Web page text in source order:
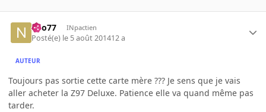
neo77 INpactien
Posté(e) le 5 août 201412 a
AUTEUR
Toujours pas sortie cette carte mère ??? Je sens que je vais
aller acheter la Z97 Deluxe. Patience elle va quand même pas
tarder.